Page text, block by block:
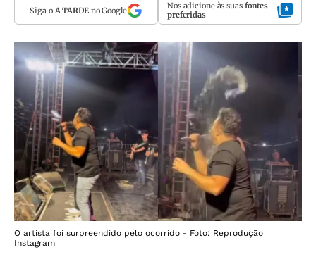
Siga o A TARDEno Google Nos adicione às suas fontes
preferidas
O artista foi surpreendido pelo ocorrido - Foto: Reprodução |
Instagram